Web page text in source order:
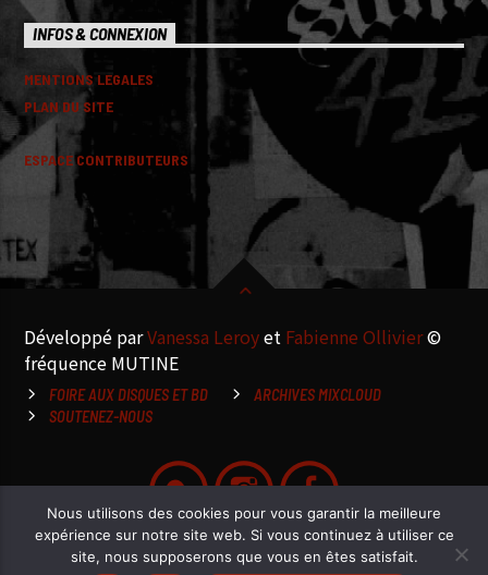
INFOS & CONNEXION
MENTIONS LEGALES
PLAN DU SITE
ESPACE CONTRIBUTEURS
Développé parVanessa Leroyet Fabienne Ollivier©
fréquence MUTINE
FOIRE AUX DISQUES ET BD
ARCHIVES MIXCLOUD
SOUTENEZ-NOUS
Nous utilisons des cookies pour vous garantir la meilleure
expérience sur notre site web. Si vous continuez à utiliser ce
site, nous supposerons que vous en êtes satisfait.